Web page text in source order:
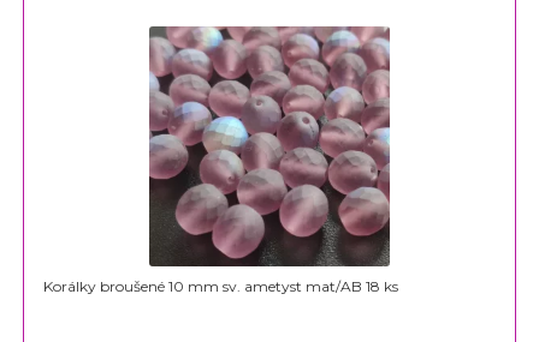
Korálky broušené 10 mm sv. ametyst mat/AB 18 ks